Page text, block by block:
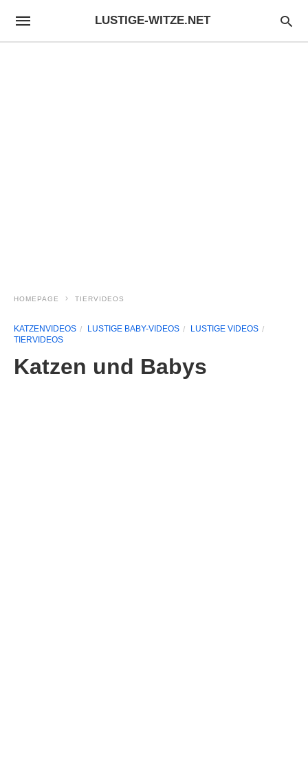
LUSTIGE-WITZE.NET
HOMEPAGE TIERVIDEOS
KATZENVIDEOS LUSTIGE BABY-VIDEOS
LUSTIGE VIDEOS
TIERVIDEOS
Katzen und Babys